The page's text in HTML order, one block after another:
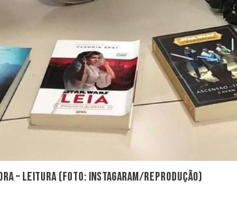
– Leitura (Foto: Instagaram/Reprodução)